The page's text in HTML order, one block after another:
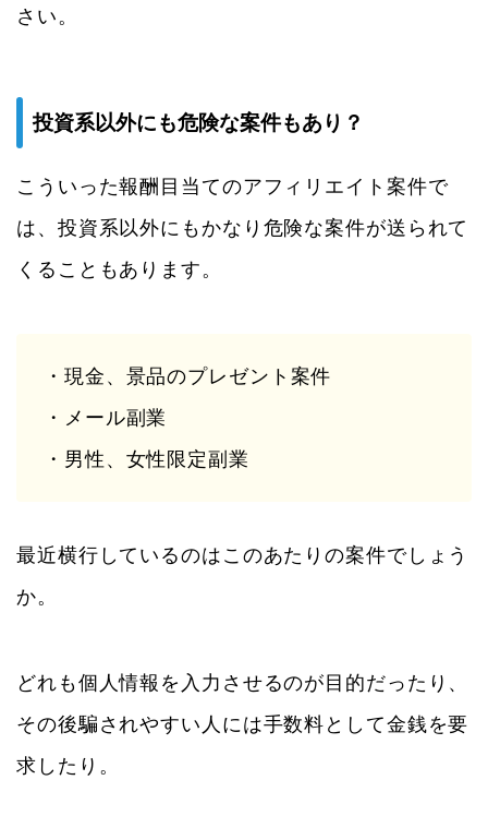
さい。
投資系以外にも危険な案件もあり？
こういった報酬目当てのアフィリエイト案件で
は、投資系以外にもかなり危険な案件が送られて
くることもあります。
・現金、景品のプレゼント案件
・メール副業
・男性、女性限定副業
最近横行しているのはこのあたりの案件でしょう
か。
どれも個人情報を入力させるのが目的だったり、
その後騙されやすい人には手数料として金銭を要
求したり。